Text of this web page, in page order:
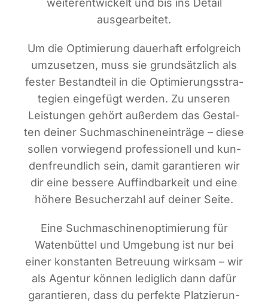
ausgearbeitet.
Um die Opti­mie­rung dau­er­haft erfolg­reich
umzu­set­zen, muss sie grund­sätz­lich als
fes­ter Bestand­teil in die Opti­mie­rungs­stra­
te­gien ein­ge­fügt wer­den. Zu unse­ren
Leis­tun­gen gehört außer­dem das Gestal­
ten dei­ner Such­ma­schi­nen­ein­trä­ge – die­se
sol­len vor­wie­gend pro­fes­sio­nell und kun­
den­freund­lich sein, damit garan­tie­ren wir
dir eine bes­se­re Auf­find­bar­keit und eine
höhe­re Besu­cher­zahl auf dei­ner Seite.
Eine Such­ma­schi­nen­op­ti­mie­rung für
Waten­büt­tel und Umge­bung ist nur bei
einer kon­stan­ten Betreu­ung wirk­sam – wir
als Agen­tur kön­nen ledig­lich dann dafür
garan­tie­ren, dass du per­fek­te Plat­zie­run­